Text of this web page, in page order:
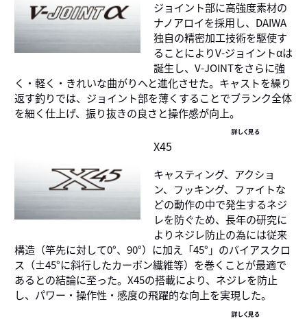
ジョイント部に高強度素材の
ナノアロイを採用し、DAIWA
独自の精密加工技術を駆使す
ることによりV-ジョイントαは
誕生し、V-JOINTをさらに強
く・軽く・きれいな曲がりへと進化させた。キャストを繰り
返す釣りでは、ジョイント部を薄くすることでブランク全体
を細く仕上げ、振り抜きの良さと操作感が向上。
詳しく見る
X45
キャスティング、アクショ
ン、フッキング、ファイトな
どの動作の中で発生するネジ
レを防ぐため、長年の研究に
よりネジレ防止の為には従来
構造（竿先に対して0°、90°）に加え「45°」のバイアスクロ
ス（±45°に斜行したカーボン繊維等）を巻くことが最適で
あるとの結論に至った。X45の搭載により、ネジレを防止
し、パワー・操作性・感度の飛躍的な向上を実現した。
詳しく見る